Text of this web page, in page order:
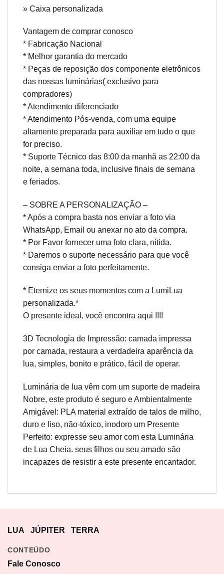
» Caixa personalizada
Vantagem de comprar conosco
* Fabricação Nacional
* Melhor garantia do mercado
* Peças de reposição dos componente eletrônicos
das nossas luminárias( exclusivo para
compradores)
* Atendimento diferenciado
* Atendimento Pós-venda, com uma equipe
altamente preparada para auxiliar em tudo o que
for preciso.
* Suporte Técnico das 8:00 da manhã as 22:00 da
noite, a semana toda, inclusive finais de semana
e feriados.
– SOBRE A PERSONALIZAÇÃO –
* Após a compra basta nos enviar a foto via
WhatsApp, Email ou anexar no ato da compra.
* Por Favor fornecer uma foto clara, nítida.
* Daremos o suporte necessário para que você
consiga enviar a foto perfeitamente.
* Eternize os seus momentos com a LumiLua
personalizada.*
O presente ideal, você encontra aqui !!!!
3D Tecnologia de Impressão: camada impressa
por camada, restaura a verdadeira aparência da
lua, simples, bonito e prático, fácil de operar.
Luminária de lua vêm com um suporte de madeira
Nobre, este produto é seguro e Ambientalmente
Amigável: PLA material extraído de talos de milho,
duro e liso, não-tóxico, inodoro um Presente
Perfeito: expresse seu amor com esta Luminária
de Lua Cheia. seus filhos ou seu amado são
incapazes de resistir a este presente encantador.
LUA JÚPITER TERRA
CONTEÚDO
Fale Conosco